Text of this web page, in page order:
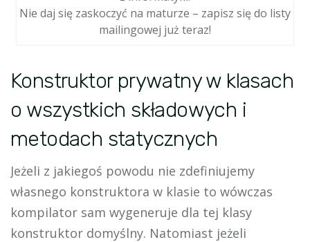
Nie daj się zaskoczyć na maturze – zapisz się do listy
mailingowej już teraz!
Konstruktor prywatny w klasach
o wszystkich składowych i
metodach statycznych
Jeżeli z jakiegoś powodu nie zdefiniujemy
własnego konstruktora w klasie to wówczas
kompilator sam wygeneruje dla tej klasy
konstruktor domyślny. Natomiast jeżeli